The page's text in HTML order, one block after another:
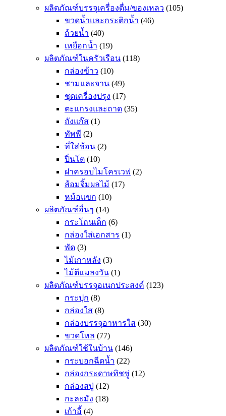
ผลิตภัณฑ์บรรจุเครื่องดื่ม/ของเหลว (105)
ขวดน้ำและกระติกน้ำ (46)
ถ้วยน้ำ (40)
เหยือกน้ำ (19)
ผลิตภัณฑ์ในครัวเรือน (118)
กล่องข้าว (10)
ชามและจาน (49)
ชุดเครื่องปรุง (17)
ตะแกรงและถาด (35)
ถังแก๊ส (1)
ทัพพี (2)
ที่ใส่ช้อน (2)
ปิ่นโต (10)
ฝาครอบไมโครเวฟ (2)
ส้อมจิ้มผลไม้ (17)
หม้อแขก (10)
ผลิตภัณฑ์อื่นๆ (14)
กระโถนเด็ก (6)
กล่องใส่เอกสาร (1)
พัด (3)
ไม้เกาหลัง (3)
ไม้ตีแมลงวัน (1)
ผลิตภัณฑ์บรรจุอเนกประสงค์ (123)
กระปุก (8)
กล่องใส (8)
กล่องบรรจุอาหารใส (30)
ขวดโหล (77)
ผลิตภัณฑ์ใช้ในบ้าน (146)
กระบอกฉีดน้ำ (22)
กล่องกระดาษทิชชู่ (12)
กล่องสบู่ (12)
กะละมัง (18)
เก้าอี้ (4)